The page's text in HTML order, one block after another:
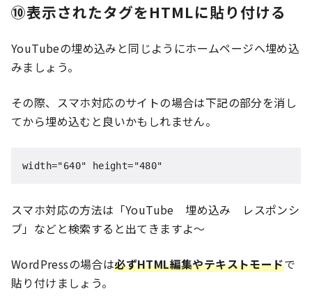
⑩表示されたタグをHTMLに貼り付ける
YouTubeの埋め込みと同じようにホームページへ埋め込
みましょう。
その際、スマホ対応のサイトの場合は下記の部分を消し
てから埋め込むと良いかもしれません。
width="640" height="480"
スマホ対応の方法は「YouTube 埋め込み レスポンシ
ブ」などと検索すると出てきますよ～
WordPressの場合は必ずHTML編集やテキストモードで
貼り付けましょう。